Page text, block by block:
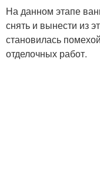
На данном этапе
снять и вынести из
становилась
отделочных работ.